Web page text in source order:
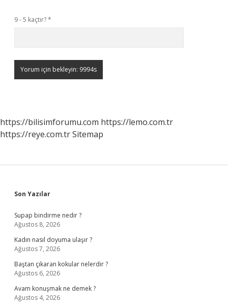
9 - 5 kaçtır?*
https://bilisimforumu.com https://lemo.com.tr
https://reye.com.trSitemap
Sidebar
Son Yazılar
Supap bindirme nedir ?
Ağustos 8, 2026
Kadın nasıl doyuma ulaşır ?
Ağustos 7, 2026
Baştan çıkaran kokular nelerdir ?
Ağustos 6, 2026
Avam konuşmak ne demek ?
Ağustos 4, 2026